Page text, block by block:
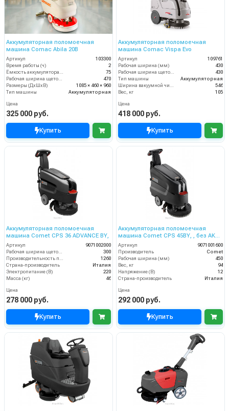
Аккумуляторная поломоечная
машина Comac Abila 20B
Артикул
103300
Время работы (ч)
2
75
470
Размеры (ДхШхВ)
1085 × 460 × 960
Тип машины
Аккумуляторная
Цена
325 000 руб.
Купить
Аккумуляторная поломоечная
машина Comac Vispa Evo
Артикул
109761
Рабочая ширина (мм)
430
430
Тип машины
Аккумуляторная
546
Вес, кг
105
Цена
418 000 руб.
Купить
Аккумуляторная поломоечная
машина Comet CPS 36 ADVANCE BY,
Артикул
9071002000
300
1260
Страна-производитель
Италия
Электропитание (В)
220
Масса (кг)
46
Цена
278 000 руб.
Купить
Аккумуляторная поломоечная
машина Comet CPS 45BY, , без АКБ
с ЗУ
Артикул
9071001600
Производитель
Comet
Рабочая ширина (мм)
450
Вес, кг
94
Напряжение (В)
12
Страна-производитель
Италия
Цена
292 000 руб.
Купить